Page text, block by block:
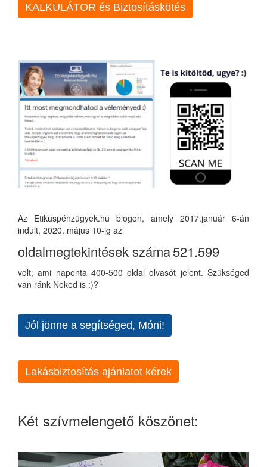
KALKULÁTOR és Biztosításkötés
Az Etikuspénzügyek.hu blogon, amely 2017.január 6-án
indult, 2020. május 10-ig az
oldalmegtekintések száma521.599
volt, ami naponta 400-500 oldal olvasót jelent. Szükséged
van ránk Neked is :)?
Jól jönne a segítséged, Móni!
Lakásbiztosítás ajánlatot kérek
Két szívmelengető köszönet: